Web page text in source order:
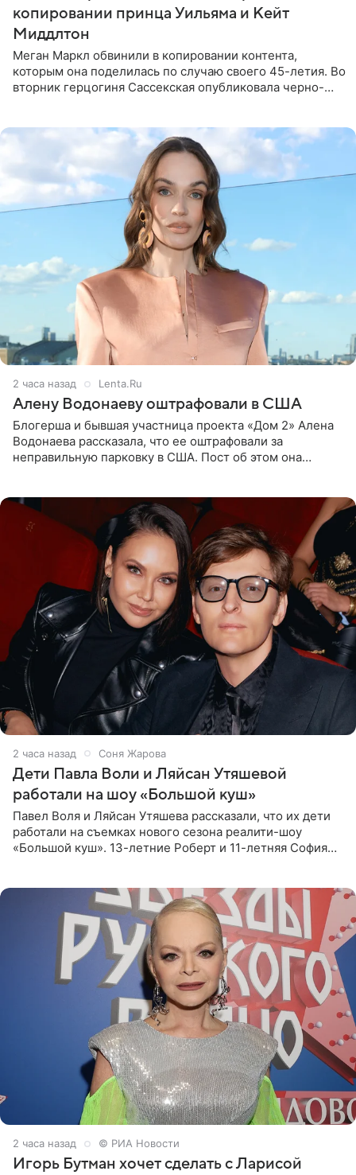
копировании принца Уильяма и Кейт
Миддлтон
Меган Маркл обвинили в копировании контента,
которым она поделилась по случаю своего 45-летия. Во
вторник герцогиня Сассекская опубликовала черно-
2 часа назад Lenta.Ru
Алену Водонаеву оштрафовали в США
Блогерша и бывшая участница проекта «Дом 2» Алена
Водонаева рассказала, что ее оштрафовали за
неправильную парковку в США. Пост об этом она
2 часа назад Соня Жарова
Дети Павла Воли и Ляйсан Утяшевой
работали на шоу «Большой куш»
Павел Воля и Ляйсан Утяшева рассказали, что их дети
работали на съемках нового сезона реалити-шоу
«Большой куш». 13-летние Роберт и 11-летняя София
2 часа назад © РИА Новости
Игорь Бутман хочет сделать с Ларисой